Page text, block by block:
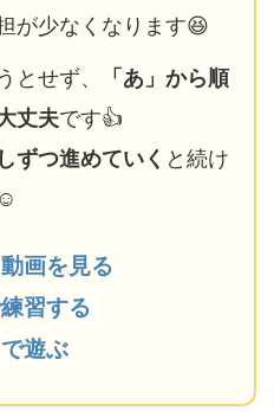
が少なくなります😆
とせず、
「あ」から順
丈夫です👍️
ずつ進めていく と続け
画を見る
習する
遊ぶ